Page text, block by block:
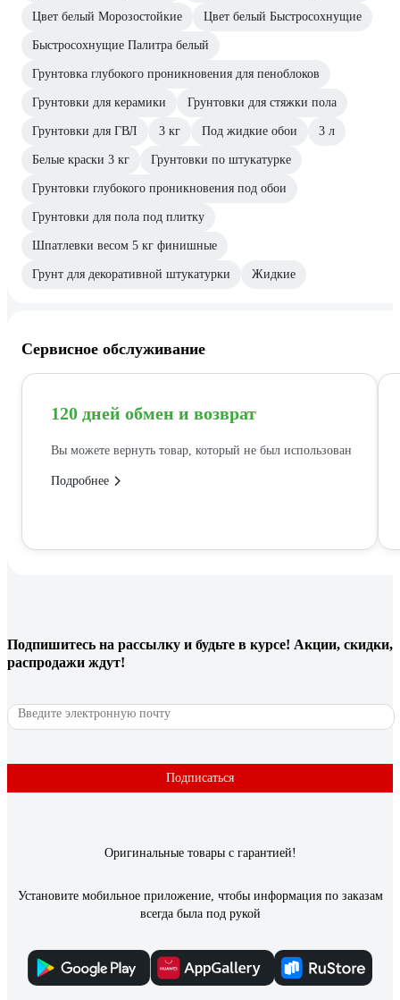
Цвет белый Морозостойкие Цвет белый Быстросохнущие
Быстросохнущие Палитра белый
Грунтовка глубокого проникновения для пеноблоков
Грунтовки для керамики Грунтовки для стяжки пола
Грунтовки для ГВЛ 3 кг Под жидкие обои 3 л
Белые краски 3 кг Грунтовки по штукатурке
Грунтовки глубокого проникновения под обои
Грунтовки для пола под плитку
Шпатлевки весом 5 кг финишные
Грунт для декоративной штукатурки Жидкие
Сервисное обслуживание
120 дней обмен и возврат
Вы можете вернуть товар, который не был использован
Подробнее
Подпишитесь на рассылку и будьте в курсе! Акции, скидки,
распродажи ждут!
Подписаться
Оригинальные товары с гарантией!
Установите мобильное приложение, чтобы информация по заказам
всегда была под рукой